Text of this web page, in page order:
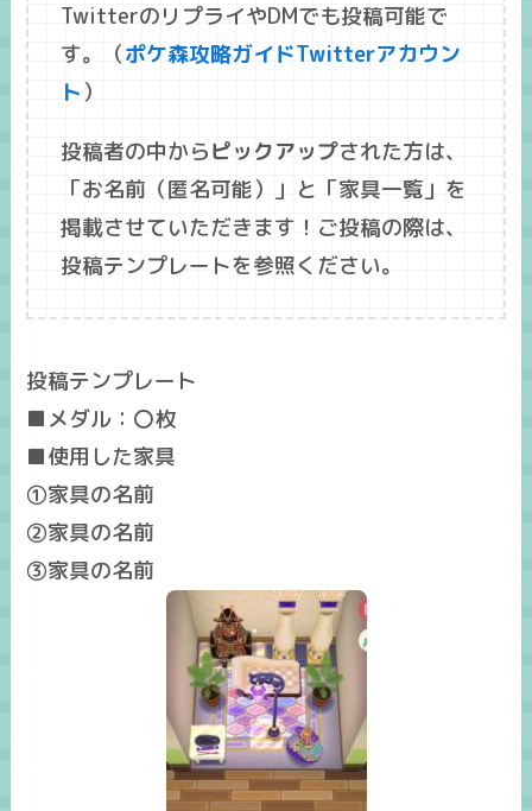
TwitterのリプライやDMでも投稿可能で
す。（ポケ森攻略ガイドTwitterアカウン
ト ）
投稿者の中からピックアップされた方は、
「お名前 （匿名可能）」と「家具一覧」を
掲載させていただきます！ご投稿の際は、
投稿テンプレートを参照ください。
投稿テンプレート
■メダル：〇枚
■使用した家具
①家具の名前
②家具の名前
③家具の名前